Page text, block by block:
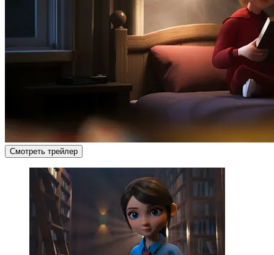
Смотреть трейлер